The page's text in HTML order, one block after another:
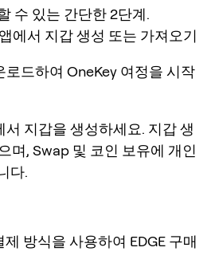
수 있는 간단한 2단계.
에서 지갑 생성 또는 가져오기
로드하여 OneKey 여정을 시작
서 지갑을 생성하세요. 지갑 생
며, Swap 및 코인 보유에 개인
다.
방식을 사용하여 EDGE 구매